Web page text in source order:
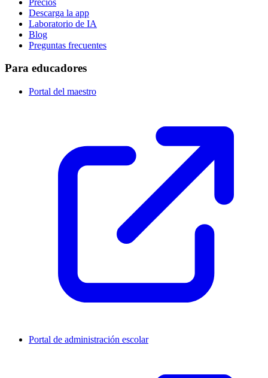
Descarga la app
Laboratorio de IA
Blog
Preguntas frecuentes
Para educadores
Portal del maestro
Portal de administración escolar